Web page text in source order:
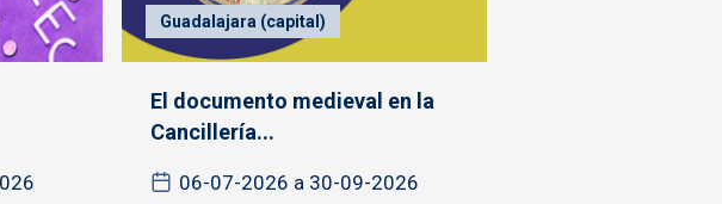
Guadalajara (capital)
El documento medieval en la
Cancillería...
06-07-2026 a 30-09-2026